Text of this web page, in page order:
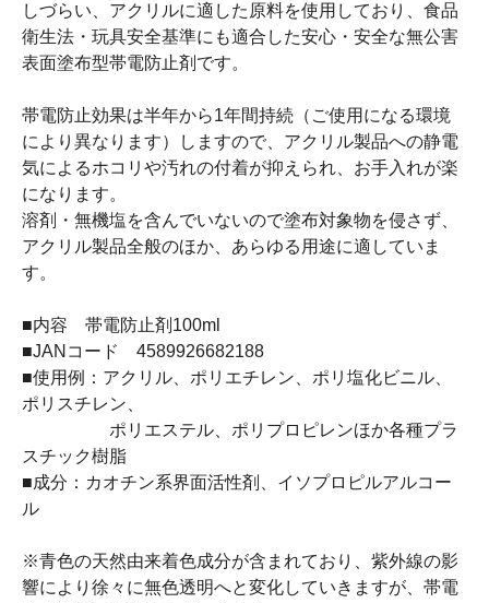
しづらい、アクリルに適した原料を使用しており、食品
衛生法・玩具安全基準にも適合した安心・安全な無公害
表面塗布型帯電防止剤です。
帯電防止効果は半年から1年間持続（ご使用になる環境
により異なります）しますので、アクリル製品への静電
気によるホコリや汚れの付着が抑えられ、お手入れが楽
になります。
溶剤・無機塩を含んでいないので塗布対象物を侵さず、
アクリル製品全般のほか、あらゆる用途に適していま
す。
■内容 帯電防止剤100ml
■JANコード 4589926682188
■使用例：アクリル、ポリエチレン、ポリ塩化ビニル、
ポリスチレン、
ポリエステル、ポリプロピレンほか各種プラ
スチック樹脂
■成分：カオチン系界面活性剤、イソプロピルアルコー
ル
※青色の天然由来着色成分が含まれており、紫外線の影
響により徐々に無色透明へと変化していきますが、帯電